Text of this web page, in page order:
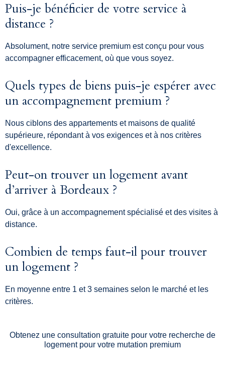
Puis-je bénéficier de votre service à
distance ?
Absolument, notre service premium est conçu pour vous
accompagner efficacement, où que vous soyez.
Quels types de biens puis-je espérer avec
un accompagnement premium ?
Nous ciblons des appartements et maisons de qualité
supérieure, répondant à vos exigences et à nos critères
d'excellence.
Peut-on trouver un logement avant
d’arriver à Bordeaux ?
Oui, grâce à un accompagnement spécialisé et des visites à
distance.
Combien de temps faut-il pour trouver
un logement ?
En moyenne entre 1 et 3 semaines selon le marché et les
critères.
Obtenez une consultation gratuite pour votre recherche de
logement pour votre mutation premium